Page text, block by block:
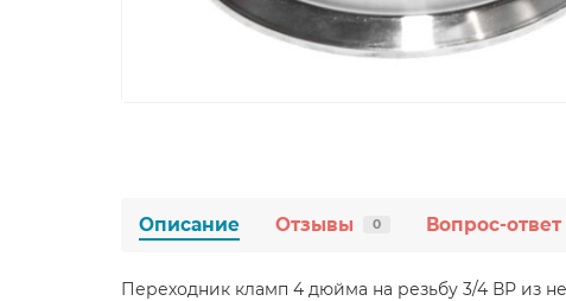
Описание Отзывы 0 Вопрос-ответ
Переходник кламп 4 дюйма на резьбу 3/4 ВР из